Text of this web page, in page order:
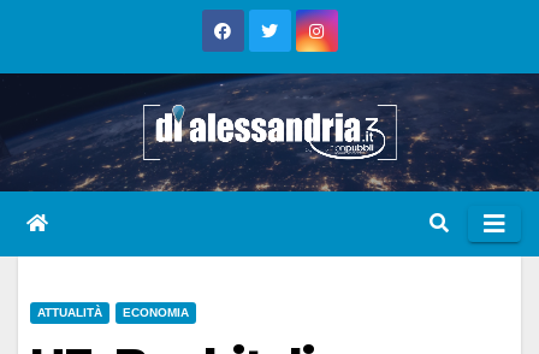
ATTUALITÀ ECONOMIA